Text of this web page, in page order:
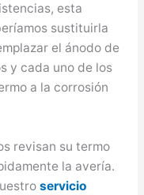
esta
sustituirla
el ánodo de
y cada uno de los
a la corrosión
revisan su termo
la avería.
servicio